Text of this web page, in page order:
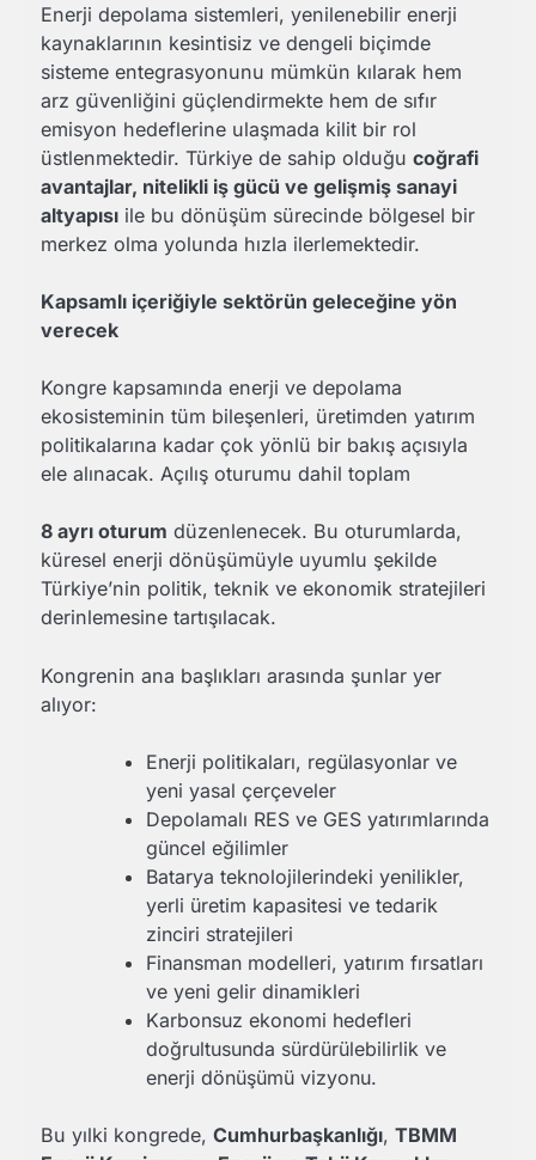
Enerji depolama sistemleri, yenilenebilir enerji
kaynaklarının kesintisiz ve dengeli biçimde
sisteme entegrasyonunu mümkün kılarak hem
arz güvenliğini güçlendirmekte hem de sıfır
emisyon hedeflerine ulaşmada kilit bir rol
üstlenmektedir. Türkiye de sahip olduğu coğrafi
avantajlar, nitelikli iş gücü ve gelişmiş sanayi
altyapısı ile bu dönüşüm sürecinde bölgesel bir
merkez olma yolunda hızla ilerlemektedir.
Kapsamlı içeriğiyle sektörün geleceğine yön
verecek
Kongre kapsamında enerji ve depolama
ekosisteminin tüm bileşenleri, üretimden yatırım
politikalarına kadar çok yönlü bir bakış açısıyla
ele alınacak. Açılış oturumu dahil toplam
8 ayrı oturum düzenlenecek. Bu oturumlarda,
küresel enerji dönüşümüyle uyumlu şekilde
Türkiye’nin politik, teknik ve ekonomik stratejileri
derinlemesine tartışılacak.
Kongrenin ana başlıkları arasında şunlar yer
alıyor:
Enerji politikaları, regülasyonlar ve
yeni yasal çerçeveler
Depolamalı RES ve GES yatırımlarında
güncel eğilimler
Batarya teknolojilerindeki yenilikler,
yerli üretim kapasitesi ve tedarik
zinciri stratejileri
Finansman modelleri, yatırım fırsatları
ve yeni gelir dinamikleri
Karbonsuz ekonomi hedefleri
doğrultusunda sürdürülebilirlik ve
enerji dönüşümü vizyonu.
Bu yılki kongrede, Cumhurbaşkanlığı, TBMM